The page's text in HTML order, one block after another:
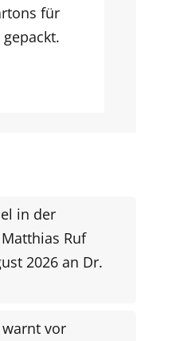
für
in der
Ruf
2026 an Dr.
vor